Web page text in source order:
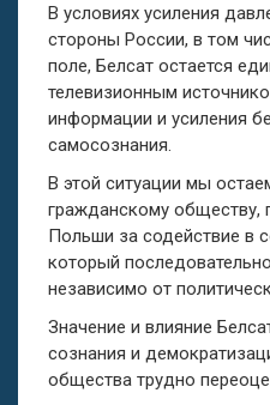
В условиях усиления
стороны России, в том
поле, Белсат остается
телевизионным
информации и усиления
самосознания.
В этой ситуации мы
гражданскому обществу,
Польши за содействие в
который
независимо от
Значение и влияние
сознания и
общества трудно